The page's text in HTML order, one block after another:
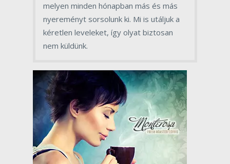
melyen minden hónapban más és más
nyereményt sorsolunk ki. Mi is utáljuk a
kéretlen leveleket, így olyat biztosan
nem küldünk.